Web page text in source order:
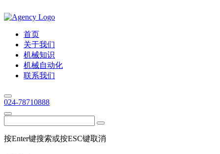
首页
关于我们
机械知识
机械自动化
联系我们
024-78710888
按Enter键搜索或按ESC键取消